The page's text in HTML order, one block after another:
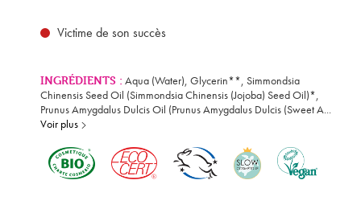
Victime de son succès
INGRÉDIENTS : Aqua (Water), Glycerin**, Simmondsia
Chinensis Seed Oil (Simmondsia Chinensis (Jojoba) Seed Oil)*,
Prunus Amygdalus Dulcis Oil (Prunus Amygdalus Dulcis (Sweet A...
Voir plus